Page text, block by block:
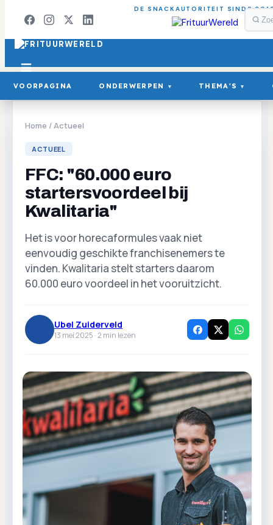
DE SNACKAUTORITEIT SINDS
VOORPAGINA ONDERWERPEN ▾ THEMA'S ▾
Home /Actueel
ACTUEEL
FFC: "60.000 euro
startersvoordeel bij
Kwalitaria"
Het is voor horecaformules vaak niet
eenvoudig geschikte franchisenemers te
vinden. Kwalitaria stelt starters daarom
60.000 euro voordeel in het vooruitzicht.
Ubel Zuiderveld
13 mei 2025 ·2 min lezen